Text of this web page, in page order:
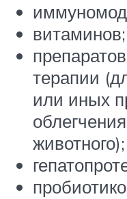
витаминов;
терапии
или иных
животного);